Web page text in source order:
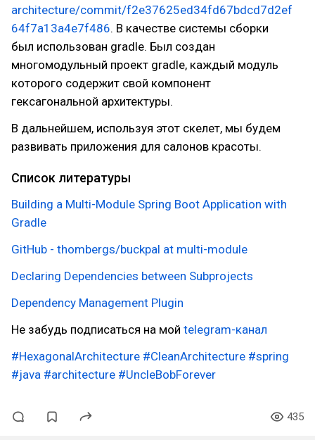
architecture/commit/f2e37625ed34fd67bdcd7d2ef
64f7a13a4e7f486. В качестве системы сборки
был использован gradle. Был создан
многомодульный проект gradle, каждый модуль
которого содержит свой компонент
гексагональной архитектуры.
В дальнейшем, используя этот скелет, мы будем
развивать приложения для салонов красоты.
Список литературы
Building a Multi-Module Spring Boot Application with
Gradle
GitHub - thombergs/buckpal at multi-module
Declaring Dependencies between Subprojects
Dependency Management Plugin
Не забудь подписаться на мой telegram-канал
#HexagonalArchitecture #CleanArchitecture #spring
#java #architecture #UncleBobForever
435